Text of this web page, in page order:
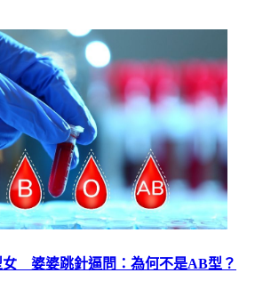
婆婆跳針逼問：為何不是AB型？